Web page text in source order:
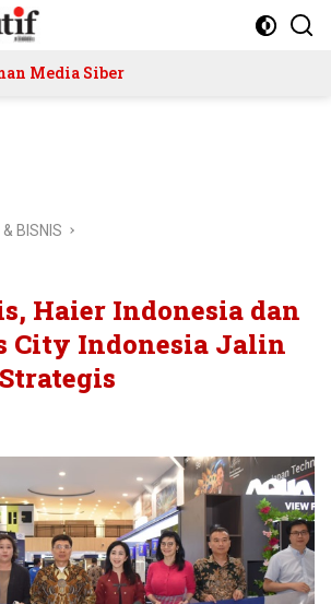
Media Siber
& BISNIS
Haier Indonesia dan
City Indonesia Jalin